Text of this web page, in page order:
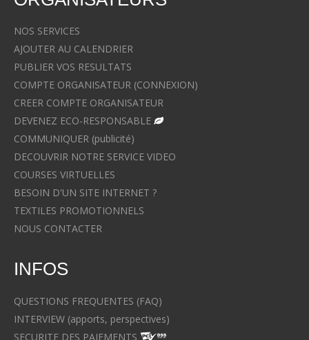
NOS SERVICES
AJOUTER AU CALENDRIER
PUBLIER VOS RESULTATS
COMPTE ORGANISATEUR (CONNEXION)
CREER COMPTE ORGANISATEUR
DEVENEZ ECO-RESPONSABLE
COMMUNIQUER (publicité)
DECOUVRIR NOTRE SERVICE VIDEO
COURSES VIRTUELLES
BESOIN D'UN SITE INTERNET ?
TEXTILES PROMOTIONNELS
NOUS CONTACTER
INFOS
QUESTIONS FREQUENTES (FAQ)
INTERVIEW (apports, perspectives)
SECURITE DES PAIEMENTS